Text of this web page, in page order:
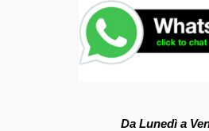
Da Lunedì a